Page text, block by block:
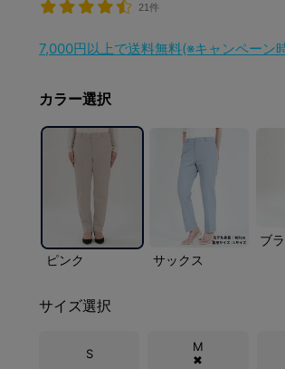
21件
7,000円以上で送料無料(※キャンペーン
カラー選択
ピンク サックス
ブ
サイズ選択
S
M
✖